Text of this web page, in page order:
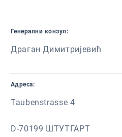
Генерални конзул:
Драган Димитријевић
Адреса:
Taubenstrasse 4
D-70199 ШТУТГАРТ